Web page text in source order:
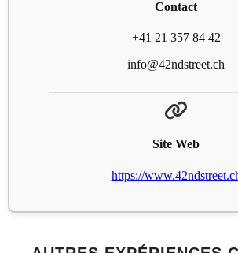
Contact
+41 21 357 84 42
info@42ndstreet.ch
Site Web
https://